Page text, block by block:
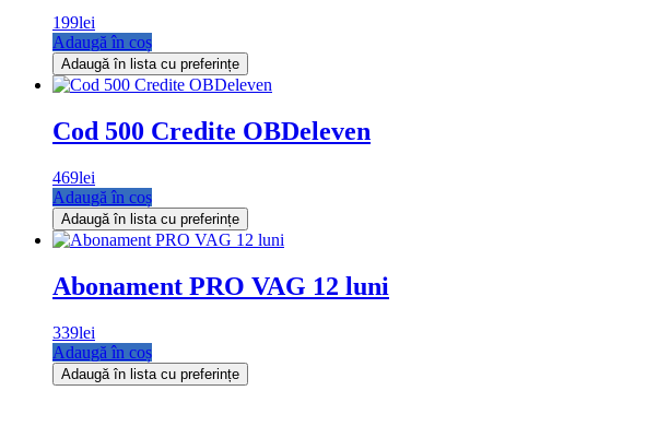
199lei
Adaugă în coș
Adaugă în lista cu preferințe
Cod 500 Credite OBDeleven
469lei
Adaugă în coș
Adaugă în lista cu preferințe
Abonament PRO VAG 12 luni
339lei
Adaugă în coș
Adaugă în lista cu preferințe